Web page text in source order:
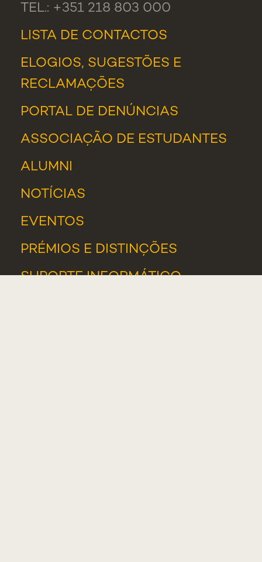
TEL.: +351 218 803 000
LISTA DE CONTACTOS
ELOGIOS, SUGESTÕES E
RECLAMAÇÕES
PORTAL DE DENÚNCIAS
ASSOCIAÇÃO DE ESTUDANTES
ALUMNI
NOTÍCIAS
EVENTOS
PRÉMIOS E DISTINÇÕES
SUPORTE INFORMÁTICO